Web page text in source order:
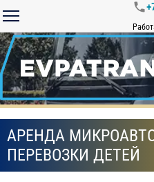
АРЕНДА
ПЕРЕВОЗКИ ДЕТЕЙ